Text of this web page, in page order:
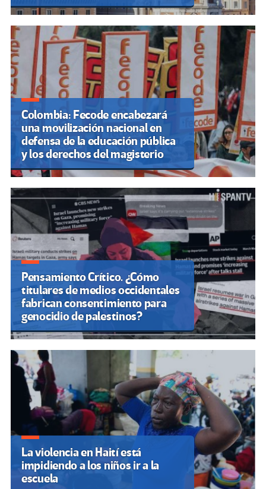
Colombia: Fecode encabezará
una movilización nacional en
defensa de la educación pública
y los derechos del magisterio
Pensamiento Crítico. ¿Cómo
titulares de medios occidentales
fabrican consentimiento para
genocidio de palestinos?
La violencia en Haití está
impidiendo a los niños ir a la
escuela